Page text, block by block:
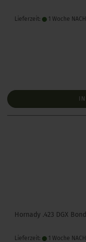
Lieferzeit: 1 Woche
Hornady .423 DGX
Lieferzeit: 1 Woche